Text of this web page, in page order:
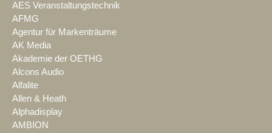
AES Veranstaltungstechnik
AFMG
Agentur für Markenträume
AK Media
Akademie der OETHG
Alcons Audio
Alfalite
Allen & Heath
Alphadisplay
AMBION